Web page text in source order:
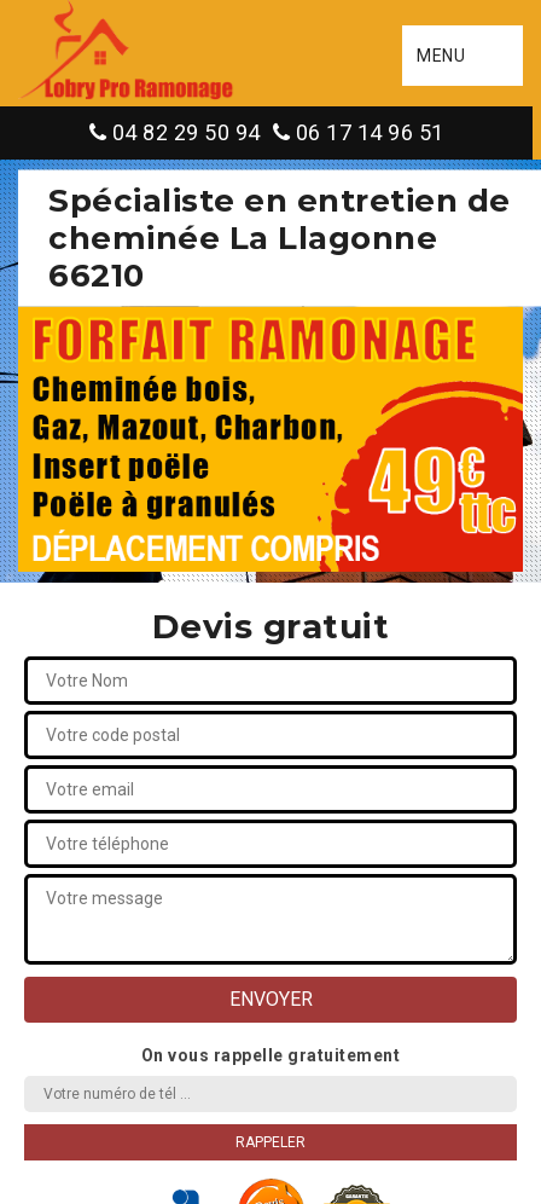
MENU
04 82 29 50 94 06 17 14 96 51
Spécialiste en entretien de
cheminée La Llagonne
66210
Devis gratuit
On vous rappelle gratuitement